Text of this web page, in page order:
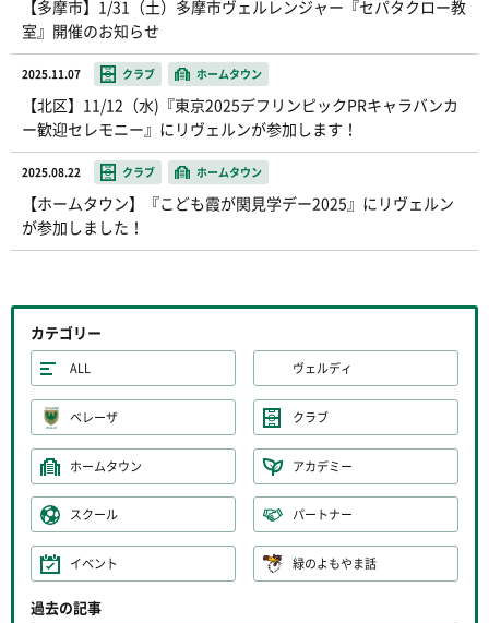
【多摩市】1/31（土）多摩市ヴェルレンジャー『セパタクロー教
室』開催のお知らせ
2025.11.07 クラブ ホームタウン
【北区】11/12（水)『東京2025デフリンピックPRキャラバンカ
ー歓迎セレモニー』にリヴェルンが参加します！
2025.08.22 クラブ ホームタウン
【ホームタウン】『こども霞が関見学デー2025』にリヴェルン
が参加しました！
カテゴリー
ALL ヴェルディ
ベレーザ クラブ
ホームタウン アカデミー
スクール パートナー
イベント 緑のよもやま話
過去の記事